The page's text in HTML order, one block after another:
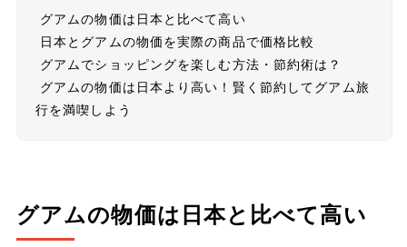
グアムの物価は日本と比べて高い
日本とグアムの物価を実際の商品で価格比較
グアムでショッピングを楽しむ方法・節約術は？
グアムの物価は日本より高い！賢く節約してグアム旅
行を満喫しよう
グアムの物価は日本と比べて高い